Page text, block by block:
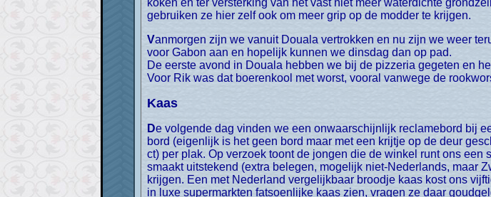
gebruiken ze hier zelf ook om meer grip op de modder te krijgen.
Vanmorgen zijn we vanuit Douala vertrokken en nu zijn we weer terug in Hotel Afrique in Yaoundé. Morgen gaan we achter de visa
voor Gabon aan en hopelijk kunnen we dinsdag dan op pad.
De eerste avond in Douala hebben we bij de pizzeria gegeten en
Voor Rik was dat boerenkool met worst, vooral vanwege de
Kaas
De volgende dag vinden we een onwaarschijnlijk reclamebord bij een klein winkeltje, dat verder vrijwel niets heeft. Wat kondigt het
bord (eigenlijk is het geen bord maar met een krijtje op de deur
ct) per plak. Op verzoek toont de jongen die de winkel runt ons
smaakt uitstekend (extra belegen, mogelijk niet-Nederlands, maar
krijgen. Een met Nederland vergelijkbaar broodje kaas kost ons
in luxe supermarkten fatsoenlijke kaas zien, vragen ze daar